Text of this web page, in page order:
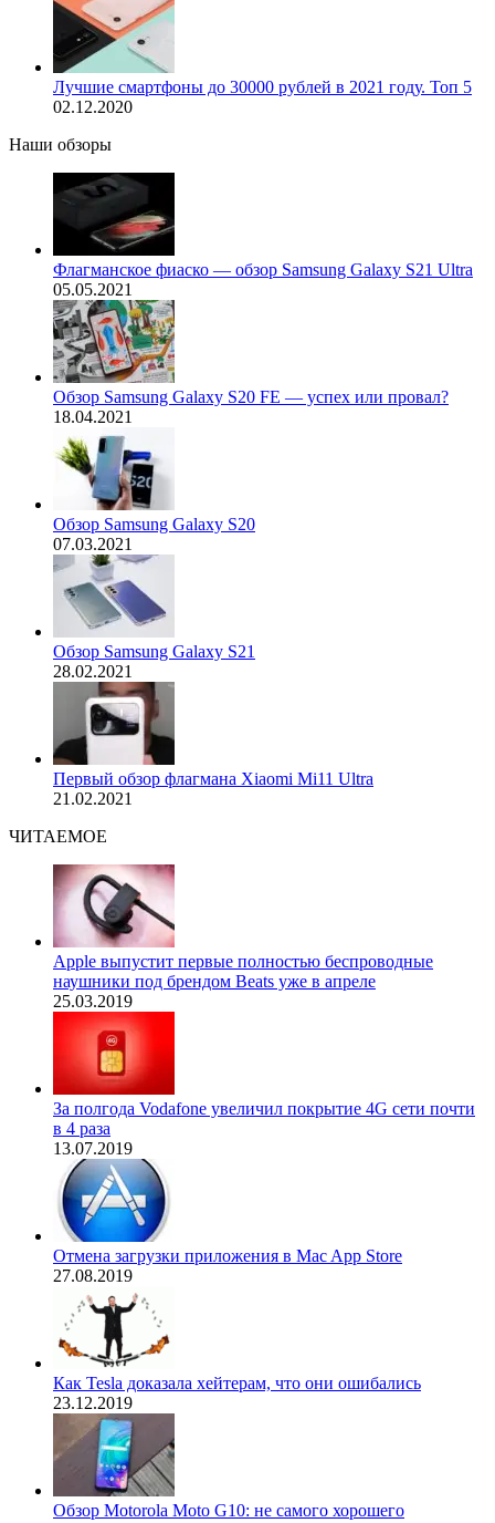
Лучшие смартфоны до 30000 рублей в 2021 году. Топ 5
02.12.2020
Наши обзоры
Флагманское фиаско — обзор Samsung Galaxy S21 Ultra
05.05.2021
Обзор Samsung Galaxy S20 FE — успех или провал?
18.04.2021
Обзор Samsung Galaxy S20
07.03.2021
Обзор Samsung Galaxy S21
28.02.2021
Первый обзор флагмана Xiaomi Mi11 Ultra
21.02.2021
ЧИТАЕМОЕ
Apple выпустит первые полностью беспроводные
наушники под брендом Beats уже в апреле
25.03.2019
За полгода Vodafone увеличил покрытие 4G сети почти
в 4 раза
13.07.2019
Отмена загрузки приложения в Mac App Store
27.08.2019
Как Tesla доказала хейтерам, что они ошибались
23.12.2019
Обзор Motorola Moto G10: не самого хорошего